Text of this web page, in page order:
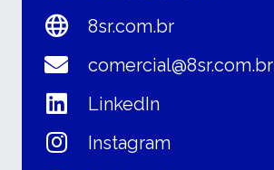
8sr.com.br
comercial@8sr.com.br
LinkedIn
Instagram